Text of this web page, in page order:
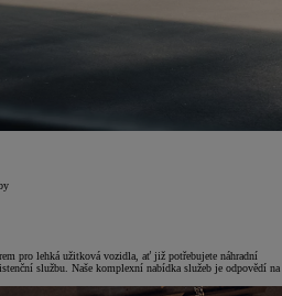
pro lehká užitková vozidla, ať již potřebujete náhradní
službu. Naše komplexní nabídka služeb je odpovědí na